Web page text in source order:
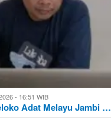
- 16:51 WIB
Adat Melayu Jambi …